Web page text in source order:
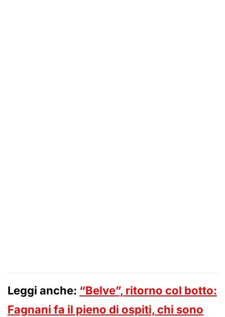
Leggi anche: “Belve”, ritorno col botto:
Fagnani fa il pieno di ospiti, chi sono